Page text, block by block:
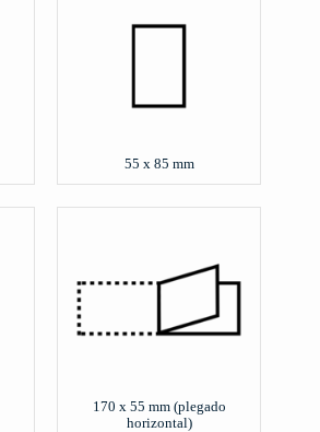
55 x 85 mm
170 x 55 mm (plegado
horizontal)